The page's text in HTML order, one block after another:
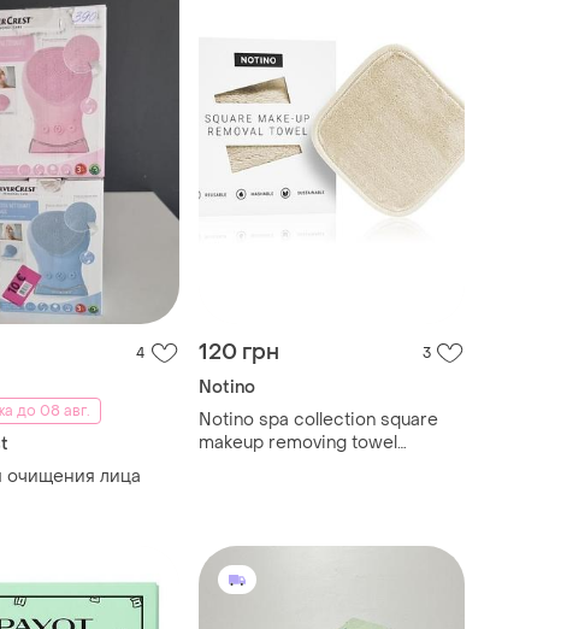
4
до 08 авг.
очищения лица
120 грн 3
Notino
Notino spa collection square
makeup removing towel